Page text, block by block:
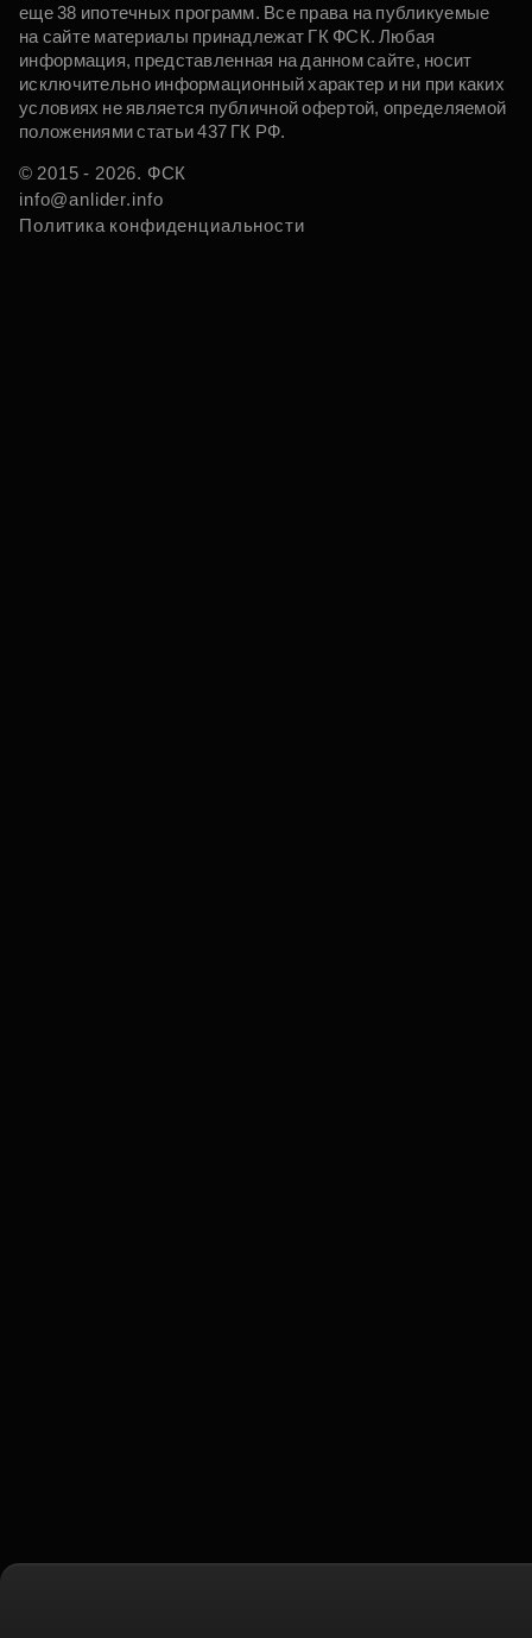
еще 38 ипотечных программ. Все права на публикуемые
на сайте материалы принадлежат ГК ФСК. Любая
информация, представленная на данном сайте, носит
исключительно информационный характер и ни при каких
условиях не является публичной офертой, определяемой
положениями статьи 437 ГК РФ.
© 2015 - 2026. ФСК
info@anlider.info
Политика конфиденциальности